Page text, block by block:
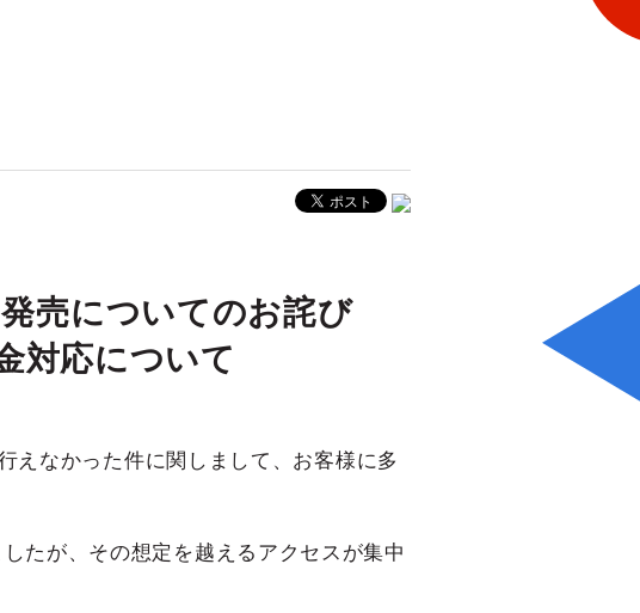
売についてのお詫び
対応について
えなかった件に関しまして、お客様に多
たが、その想定を越えるアクセスが集中